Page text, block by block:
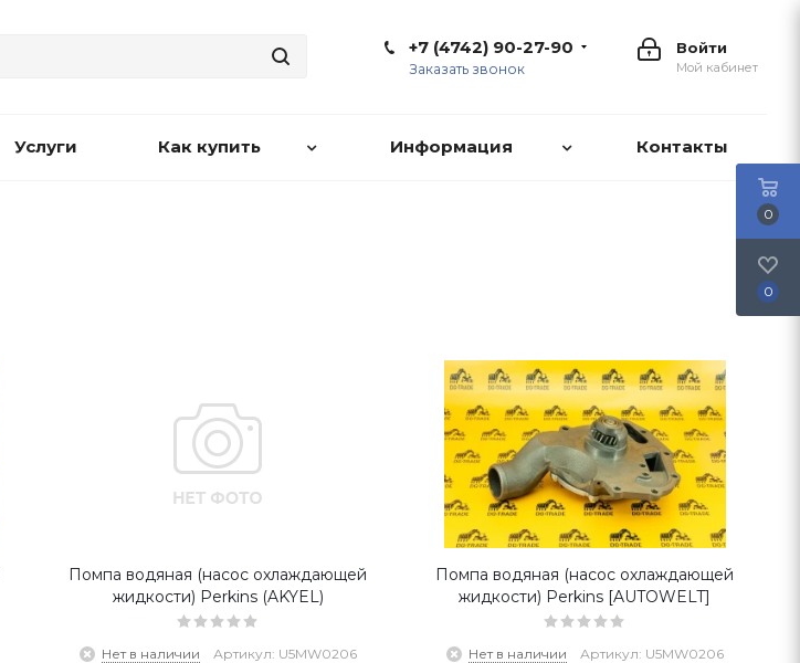
Войти
Мой кабинет
+7 (4742) 90-27-90
Заказать звонок
Услуги Как купить Информация Контакты
Помпа водяная (насос охлаждающей
жидкости) Perkins (AKYEL)
Нет в наличии Артикул: U5MW0206
Помпа водяная (насос охлаждающей
жидкости) Perkins [AUTOWELT]
Нет в наличии Артикул: U5MW0206
0
0